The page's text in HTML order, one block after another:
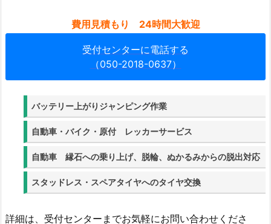
費用見積もり 24時間大歓迎
受付センターに電話する
（050-2018-0637）
バッテリー上がりジャンピング作業
自動車・バイク・原付 レッカーサービス
自動車 縁石への乗り上げ、脱輪、ぬかるみからの脱出対応
スタッドレス・スペアタイヤへのタイヤ交換
詳細は、受付センターまでお気軽にお問い合わせくださ